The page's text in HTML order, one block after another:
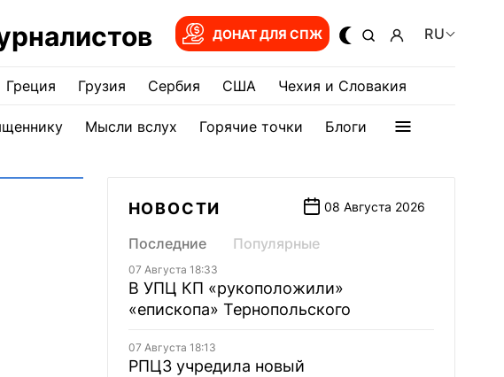
ДОНАТ ДЛЯ СПЖ RU
Греция Грузия Сербия США Чехия и Словакия
Мысли вслух Горячие точки Блоги
НОВОСТИ 08 Августа 2026
Последние Популярные
07 Августа 18:33
В УПЦ КП «рукоположили»
«епископа» Тернопольского
07 Августа 18:13
РПЦЗ учредила новый